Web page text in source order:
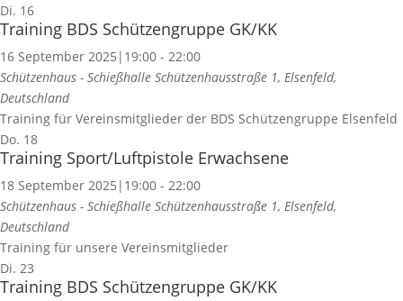
Di. 16
Training BDS Schützengruppe GK/KK
16 September 2025|19:00 - 22:00
Schützenhaus - Schießhalle Schützenhausstraße 1, Elsenfeld,
Deutschland
Training für Vereinsmitglieder der BDS Schützengruppe Elsenfeld
Do. 18
Training Sport/Luftpistole Erwachsene
18 September 2025|19:00 - 22:00
Schützenhaus - Schießhalle Schützenhausstraße 1, Elsenfeld,
Deutschland
Training für unsere Vereinsmitglieder
Di. 23
Training BDS Schützengruppe GK/KK